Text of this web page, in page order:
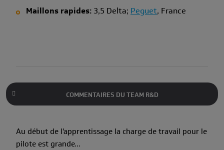
Maillons rapides:3,5 Delta; Peguet, France
COMMENTAIRES DU TEAM R&D
Au début de l'apprentissage la charge de travail pour le
pilote est grande...